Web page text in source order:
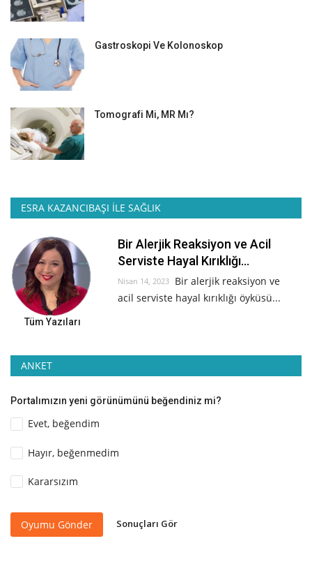
Gastroskopi Ve Kolonoskop
Tomografi Mi, MR Mı?
ESRA KAZANCIBAŞI İLE SAĞLIK
Bir Alerjik Reaksiyon ve Acil
Serviste Hayal Kırıklığı...
Nisan 14, 2023 Bir alerjik reaksiyon ve
acil serviste hayal kırıklığı öyküsü...
Tüm Yazıları
ANKET
Portalımızın yeni görünümünü beğendiniz mi?
Evet, beğendim
Hayır, beğenmedim
Kararsızım
Oyumu Gönder Sonuçları Gör